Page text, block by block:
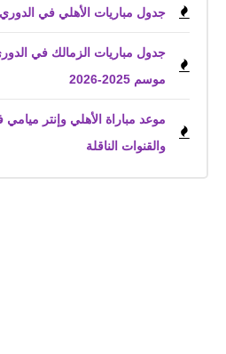
جدول مباريات الأهلي في الدوري
جدول مباريات الزمالك في
موسم 2025-2026
موعد مباراة الأهلي وإنتر ميامي
والقنوات الناقلة